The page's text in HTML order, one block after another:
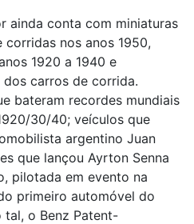
ainda conta com miniaturas
nos anos 1950,
1920 a 1940 e
carros de corrida.
bateram recordes mundiais
30/40; veículos que
argentino Juan
que lançou Ayrton Senna
pilotada em evento na
primeiro automóvel do
o Benz Patent-